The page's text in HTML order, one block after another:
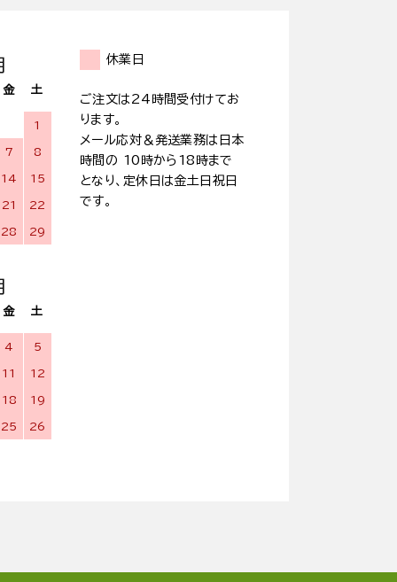
金 土
1
7 8
14 15
21 22
28 29
金 土
4 5
11 12
18 19
25 26
休業日
ご注文は24時間受付けてお
ります。
メール応対＆発送業務は日本
時間の 10時から18時まで
となり、定休日は金土日祝日
です。